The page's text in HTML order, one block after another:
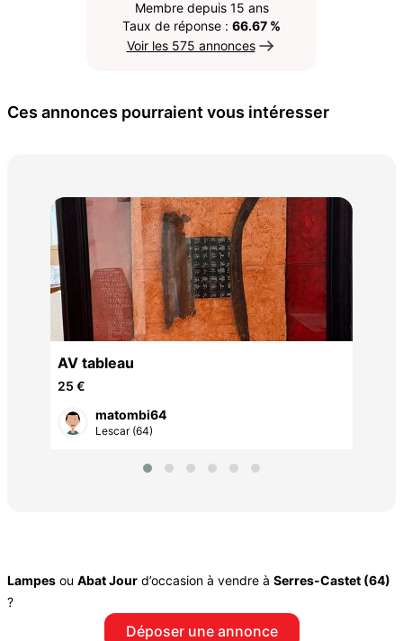
Membre depuis 15 ans
Taux de réponse : 66.67 %
Voir les 575 annonces
Ces annonces pourraient vous intéresser
AV tableau
25 €
matombi64
Lescar (64)
Lampes ou Abat Jour d’occasion à vendre à Serres-Castet (64)
?
Déposer une annonce